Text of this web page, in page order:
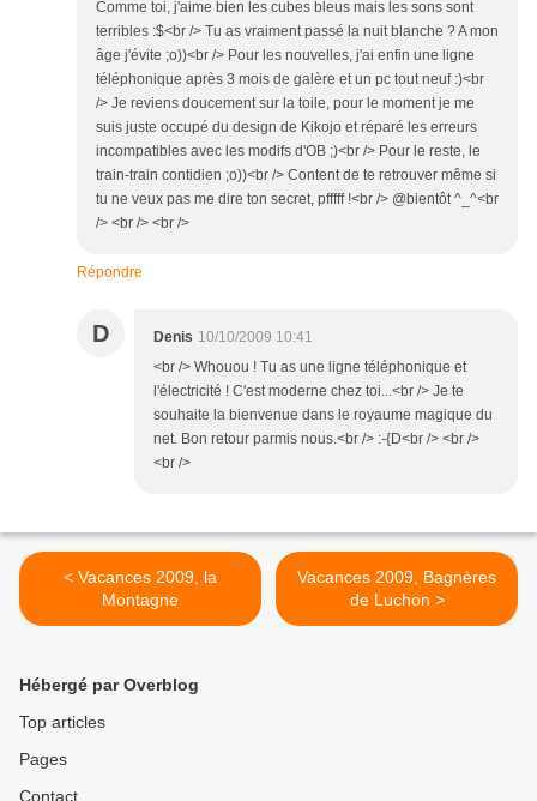
Comme toi, j'aime bien les cubes bleus mais les sons sont
terribles :$<br /> Tu as vraiment passé la nuit blanche ? A mon
âge j'évite ;o))<br /> Pour les nouvelles, j'ai enfin une ligne
téléphonique après 3 mois de galère et un pc tout neuf :)<br
/> Je reviens doucement sur la toile, pour le moment je me
suis juste occupé du design de Kikojo et réparé les erreurs
incompatibles avec les modifs d'OB ;)<br /> Pour le reste, le
train-train contidien ;o))<br /> Content de te retrouver même si
tu ne veux pas me dire ton secret, pfffff !<br /> @bientôt ^_^<br
/> <br /> <br />
Répondre
D Denis 10/10/2009 10:41
<br /> Whouou ! Tu as une ligne téléphonique et
l'électricité ! C'est moderne chez toi...<br /> Je te
souhaite la bienvenue dans le royaume magique du
net. Bon retour parmis nous.<br /> :-{D<br /> <br />
<br />
< Vacances 2009, la
Montagne
Vacances 2009, Bagnères
de Luchon >
Hébergé par Overblog
Top articles
Pages
Contact